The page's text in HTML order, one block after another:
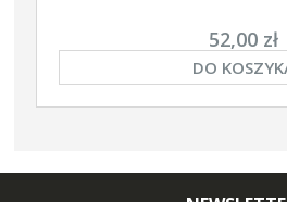
52,00 zł
DO